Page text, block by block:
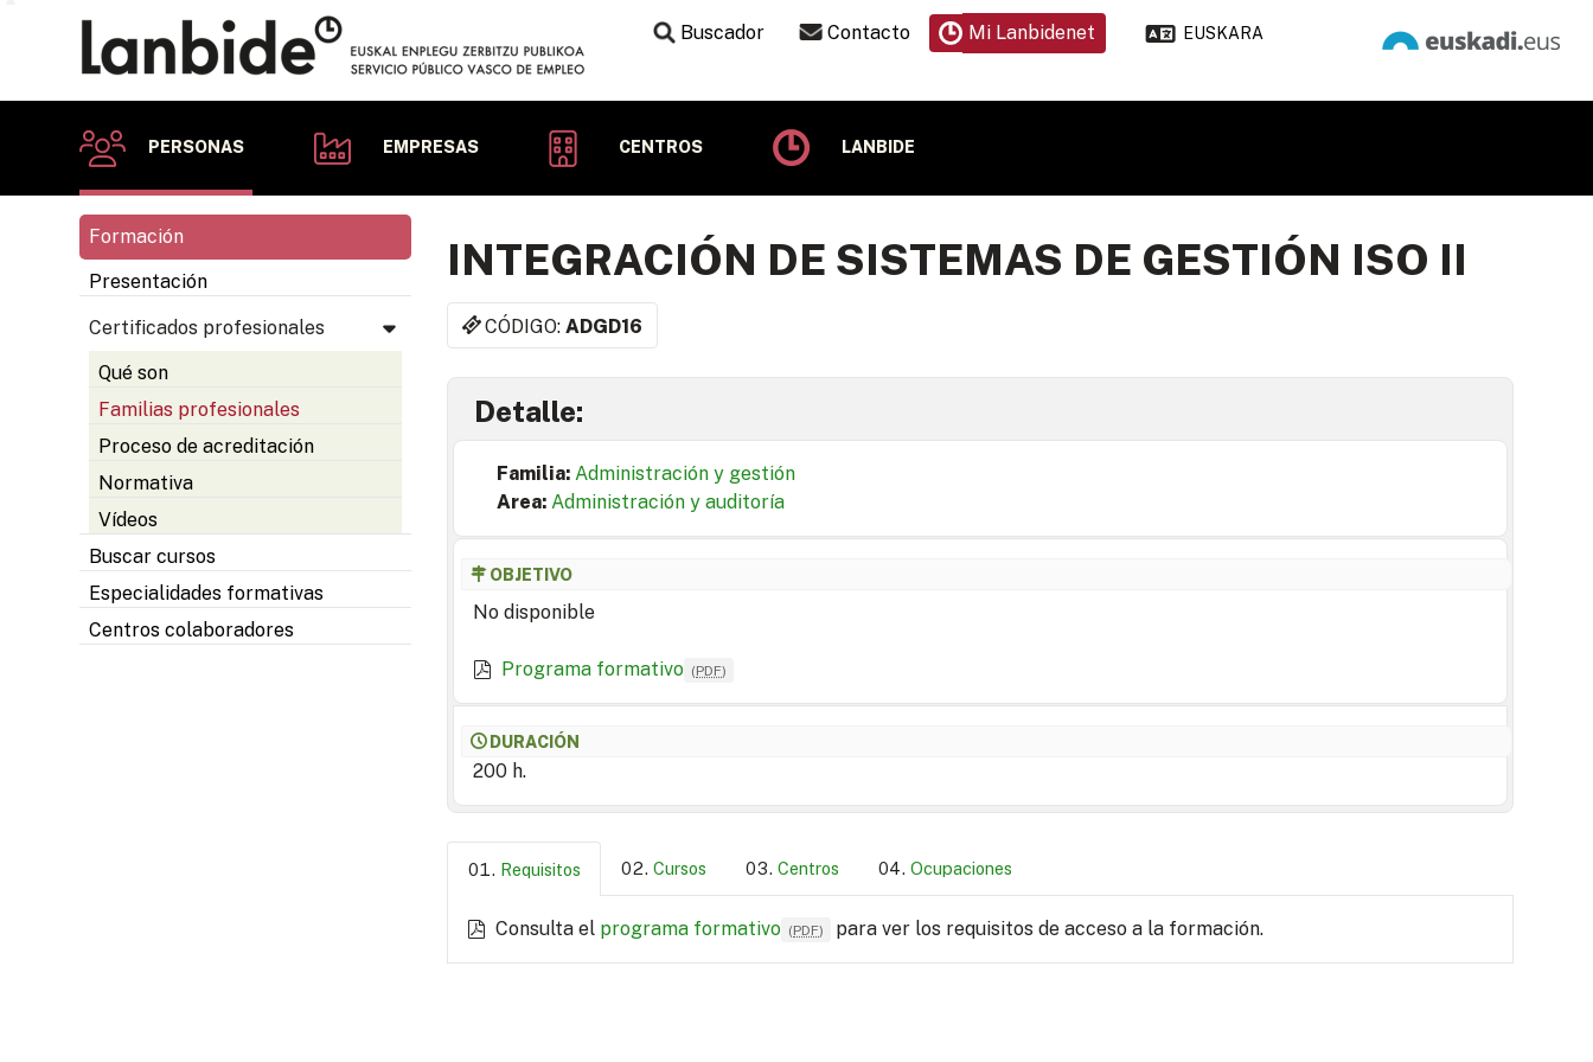
Buscador Contacto Mi Lanbidenet EUSKARA
PERSONAS EMPRESAS CENTROS LANBIDE
Formación
Presentación
Certificados profesionales
Qué son
Familias profesionales
Proceso de acreditación
Normativa
Vídeos
Buscar cursos
Especialidades formativas
Centros colaboradores
INTEGRACIÓN DE SISTEMAS DE GESTIÓN ISO II
CÓDIGO:ADGD16
Detalle:
Familia: Administración y gestión
Area: Administración y auditoría
OBJETIVO
No disponible
Programa formativo (PDF)
DURACIÓN
200 h.
Requisitos Cursos Centros Ocupaciones
Consulta el programa formativo (PDF) para ver los requisitos de acceso a la formación.